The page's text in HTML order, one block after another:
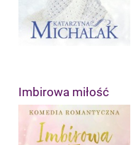
Imbirowa miłość